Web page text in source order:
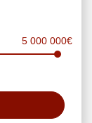
5 000 000€